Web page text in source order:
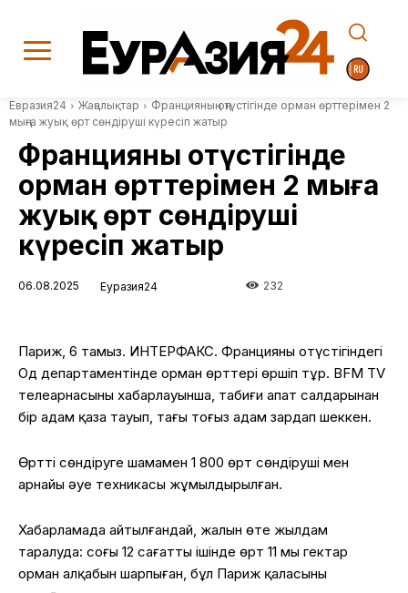
Евразия24 Жаңалықтар
Францияның оңтүстігінде орман өрттерімен 2
мыңға жуық өрт сөндіруші күресіп жатыр
Францияның оңтүстігінде
орман өрттерімен 2 мыңға
жуық өрт сөндіруші
күресіп жатыр
06.08.2025 Еуразия24 232
Париж, 6 тамыз. ИНТЕРФАКС. Францияның оңтүстігіндегі
Од департаментінде орман өрттері өршіп тұр. BFM TV
телеарнасының хабарлауынша, табиғи апат салдарынан
бір адам қаза тауып, тағы тоғыз адам зардап шеккен.
Өртті сөндіруге шамамен 1 800 өрт сөндіруші мен
арнайы әуе техникасы жұмылдырылған.
Хабарламада айтылғандай, жалын өте жылдам
таралуда: соңғы 12 сағаттың ішінде өрт 11 мың гектар
орман алқабын шарпыған, бұл Париж қаласының